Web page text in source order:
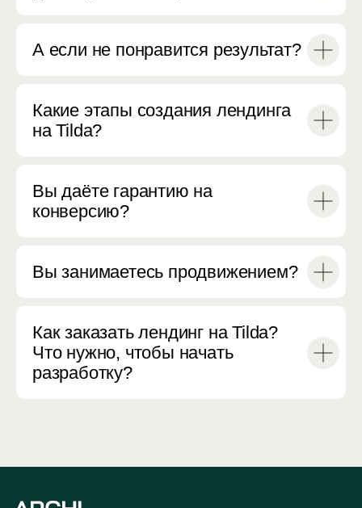
А если не понравится результат?
Какие этапы создания лендинга
на Tilda?
Вы даёте гарантию на
конверсию?
Вы занимаетесь продвижением?
Как заказать лендинг на Tilda?
Что нужно, чтобы начать
разработку?